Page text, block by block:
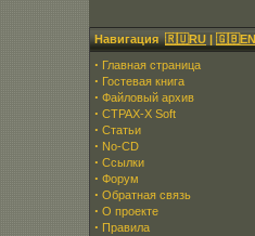
Навигация🇷🇺RU | 🇬🇧EN
· Главная страница
· Гостевая книга
· Файловый архив
· CTPAX-X Soft
· Статьи
· No-CD
· Ссылки
· Форум
· Обратная связь
· О проекте
· Правила